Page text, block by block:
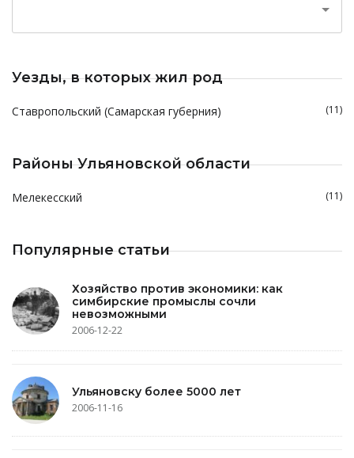
Уезды, в которых жил род
Ставропольский (Самарская губерния) (11)
Районы Ульяновской области
Мелекесский (11)
Популярные статьи
Хозяйство против экономики: как
симбирские промыслы сочли
невозможными
2006-12-22
Ульяновску более 5000 лет
2006-11-16